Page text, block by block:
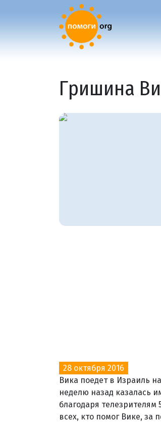
Гришина
28 октября 2016
Вика поедет в Израиль
неделю назад казалась
благодаря
всех, кто помог Вике, за